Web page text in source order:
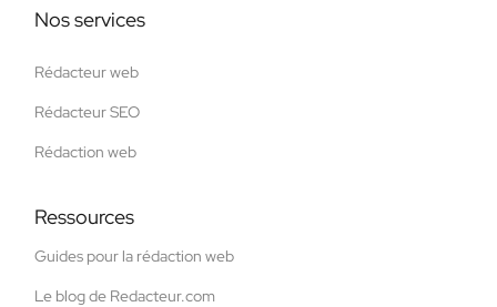
Nos services
Rédacteur web
Rédacteur SEO
Rédaction web
Ressources
Guides pour la rédaction web
Le blog de Redacteur.com